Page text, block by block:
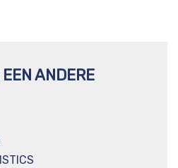
ANDERE